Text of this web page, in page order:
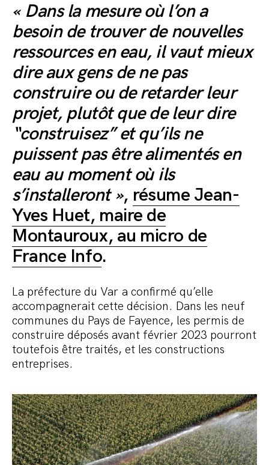
« Dans la mesure où l’on a
besoin de trouver de nouvelles
ressources en eau, il vaut mieux
dire aux gens de ne pas
construire ou de retarder leur
projet, plutôt que de leur dire
“construisez” et qu’ils ne
puissent pas être alimentés en
eau au moment où ils
s’installeront », résume Jean-
Yves Huet, maire de
Montauroux, au micro de
France Info.
La préfecture du Var a confirmé qu’elle
accompagnerait cette décision. Dans les neuf
communes du Pays de Fayence, les permis de
construire déposés avant février 2023 pourront
toutefois être traités, et les constructions
entreprises.